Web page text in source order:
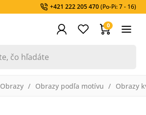
+421 222 205 470(Po-Pi: 7 - 16)
0
Obrazy Obrazy podľa motívu Obrazy